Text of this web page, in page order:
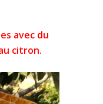
avec du
citron.